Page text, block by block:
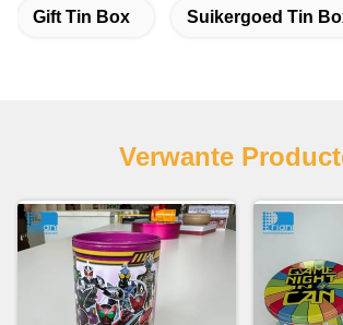
Gift Tin Box Suikergoed Tin
Verwante